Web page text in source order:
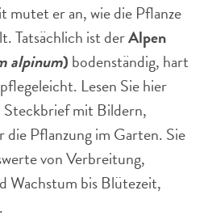
mutet er an, wie die Pflanze
Tatsächlich ist derAlpen
alpinum) bodenständig, hart
Lesen Sie hier
mit Bildern,
Pflanzung im Garten. Sie
von Verbreitung,
Wachstum bis Blütezeit,